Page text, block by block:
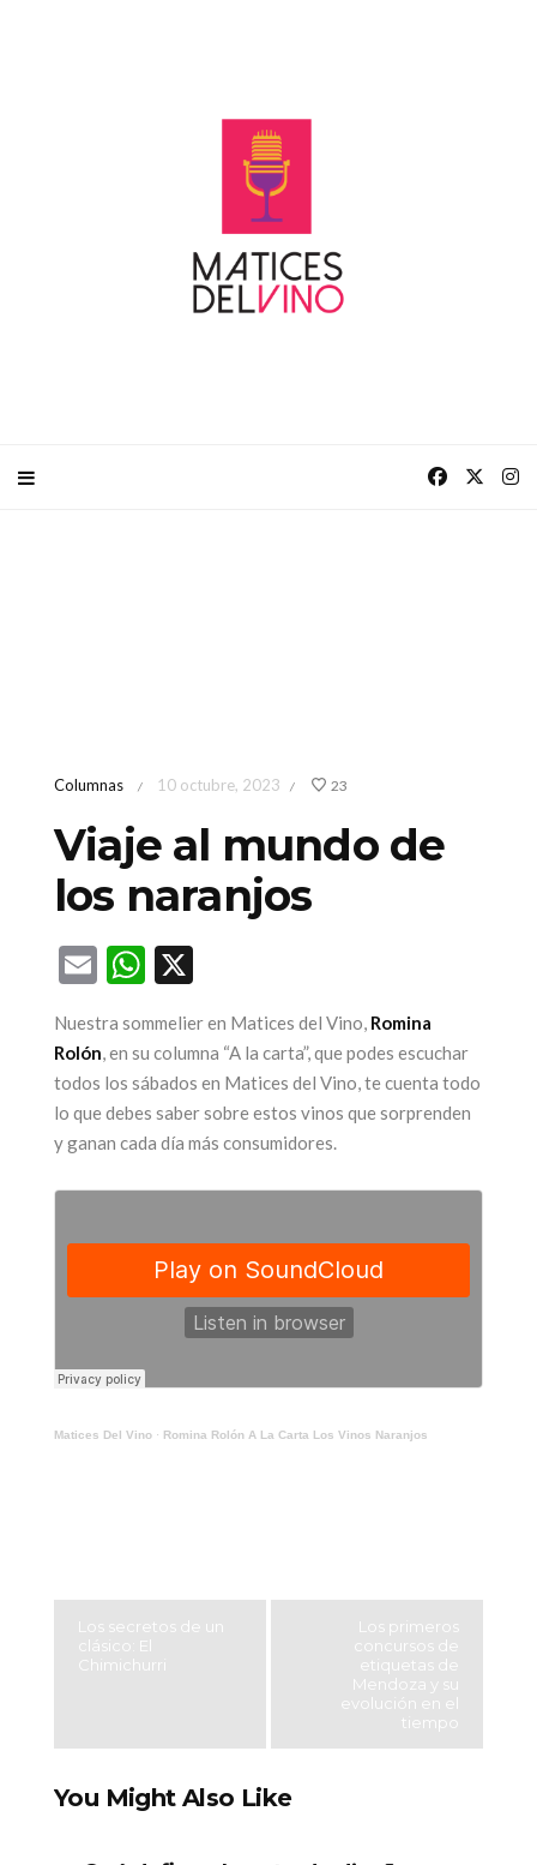
una nueva
de la
Alta
Gama by
17 julio, 2026
25 años
Columnas / 10 octubre, 2023 / 23
Viaje al mundo de
los naranjos
EmailWhatsApp
Nuestra sommelier en Matices del Vino, Romina
Rolón, en su columna “A la carta”, que podes escuchar
todos los sábados en Matices del Vino, te cuenta todo
lo que debes saber sobre estos vinos que sorprenden
y ganan cada día más consumidores.
Matices Del Vino · Romina Rolón A La Carta Los Vinos Naranjos
Los secretos de un
clásico: El
Chimichurri
Los primeros
concursos de
etiquetas de
Mendoza y su
evolución en el
tiempo
You Might Also Like